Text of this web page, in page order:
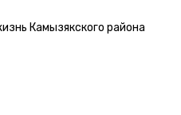
Камызякского района